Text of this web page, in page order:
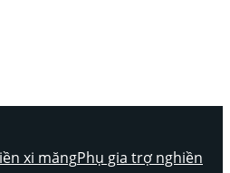
xi măngPhụ gia trợ nghiền